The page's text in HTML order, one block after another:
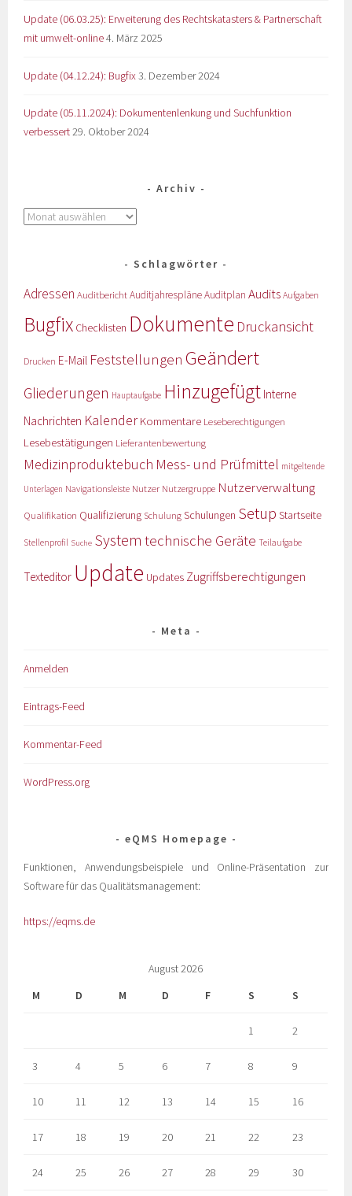
Update (06.03.25): Erweiterung des Rechtskatasters & Partnerschaft
mit umwelt-online4. März 2025
Update (04.12.24): Bugfix 3. Dezember 2024
Update (05.11.2024): Dokumentenlenkung und Suchfunktion
verbessert29. Oktober 2024
Archiv
Schlagwörter
Adressen AuditberichtAuditjahrespläneAuditplan Audits Aufgaben
Bugfix Checklisten Dokumente Druckansicht
Drucken E-Mail Feststellungen Geändert
Gliederungen Hauptaufgabe Hinzugefügt Interne
Nachrichten KalenderKommentare Leseberechtigungen
Lesebestätigungen Lieferantenbewertung
Medizinproduktebuch Mess- und Prüfmittel mitgeltende
Unterlagen Navigationsleiste Nutzer Nutzergruppe Nutzerverwaltung
Qualifikation Qualifizierung Schulung Schulungen Setup Startseite
Stellenprofil Suche System technische Geräte Teilaufgabe
Texteditor Update Updates Zugriffsberechtigungen
Meta
Anmelden
Eintrags-Feed
Kommentar-Feed
WordPress.org
eQMS Homepage
Funktionen, Anwendungsbeispiele und Online-Präsentation zur
Software für das Qualitätsmanagement:
https://eqms.de
August 2026
M
D M D F S S
1 2
3 4 5 6 7 8 9
10 11 12 13 14 15 16
17 18 19 20 21 22 23
24 25 26 27 28 29 30